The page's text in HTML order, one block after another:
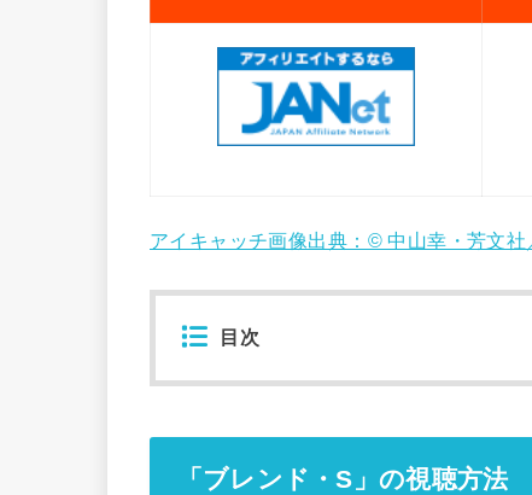
アイキャッチ画像出典：© 中山幸・芳文
目次
「ブレンド・S」の視聴方法